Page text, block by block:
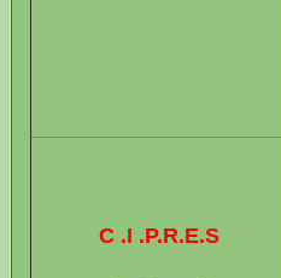
C .I .P.R.E.S